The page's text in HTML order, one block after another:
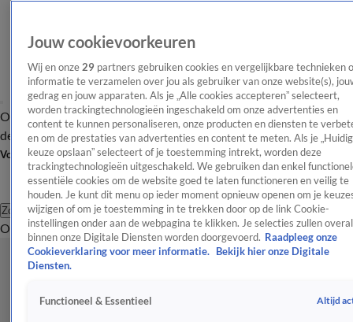
OverzichtAfleveringen Entertainment TV Algemeen
Tip
de redactieNieuwsbrief
Volg Shownieuws
Zoeken
OverzichtEntertainmentSpraakmakendRealityCrimeVideo's
Jouw cookievoorkeuren
Wij en onze 29 partners gebruiken cookies en vergelijkbare technieken
informatie te verzamelen over jou als gebruiker van onze website(s),
gedrag en jouw apparaten. Als je „Alle cookies accepteren” selecteert,
worden trackingtechnologieën ingeschakeld om onze advertenties en
content te kunnen personaliseren, onze producten en diensten te
en om de prestaties van advertenties en content te meten. Als je
keuze opslaan” selecteert of je toestemming intrekt, worden deze
trackingtechnologieën uitgeschakeld. We gebruiken dan enkel
essentiële cookies om de website goed te laten functioneren en veilig te
houden. Je kunt dit menu op ieder moment opnieuw openen om je
wijzigen of om je toestemming in te trekken door op de link Cookie-
instellingen onder aan de webpagina te klikken. Je selecties zullen overal
binnen onze Digitale Diensten worden doorgevoerd. Raadpleeg onze
Cookieverklaring voor meer informatie.
Bekijk hier onze Digitale
Diensten.
Functioneel & Essentieel Altijd